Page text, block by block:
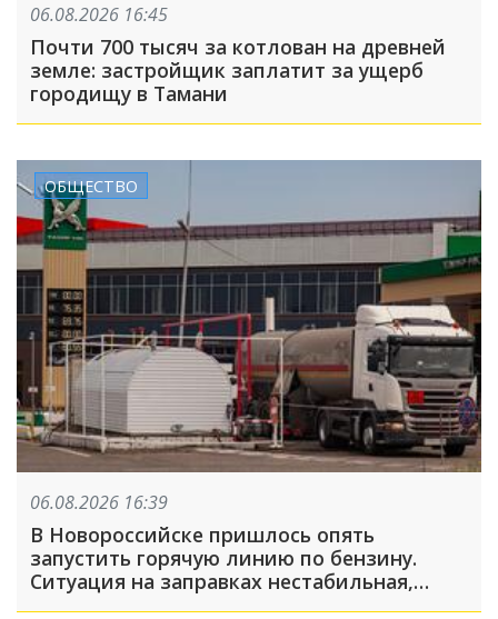
06.08.2026 16:45
Почти 700 тысяч за котлован на древней
земле: застройщик заплатит за ущерб
городищу в Тамани
ОБЩЕСТВО
06.08.2026 16:39
В Новороссийске пришлось опять
запустить горячую линию по бензину.
Ситуация на заправках нестабильная,
много жалоб